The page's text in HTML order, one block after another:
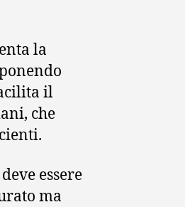
la
il
che
essere
ma